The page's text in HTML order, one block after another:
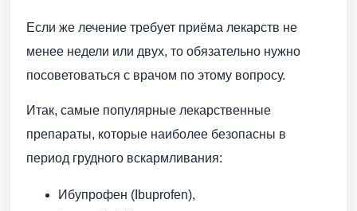
Если же лечение требует приёма лекарств не
менее недели или двух, то обязательно нужно
посоветоваться с врачом по этому вопросу.
Итак, самые популярные лекарственные
препараты, которые наиболее безопасны в
период грудного вскармливания:
Ибупрофен (Ibuprofen),